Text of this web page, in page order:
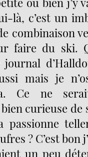
là, c’est un
combinaison
faire du ski.
mais je
Ce ne
curieuse de
passionne
? C’est bon
un peu